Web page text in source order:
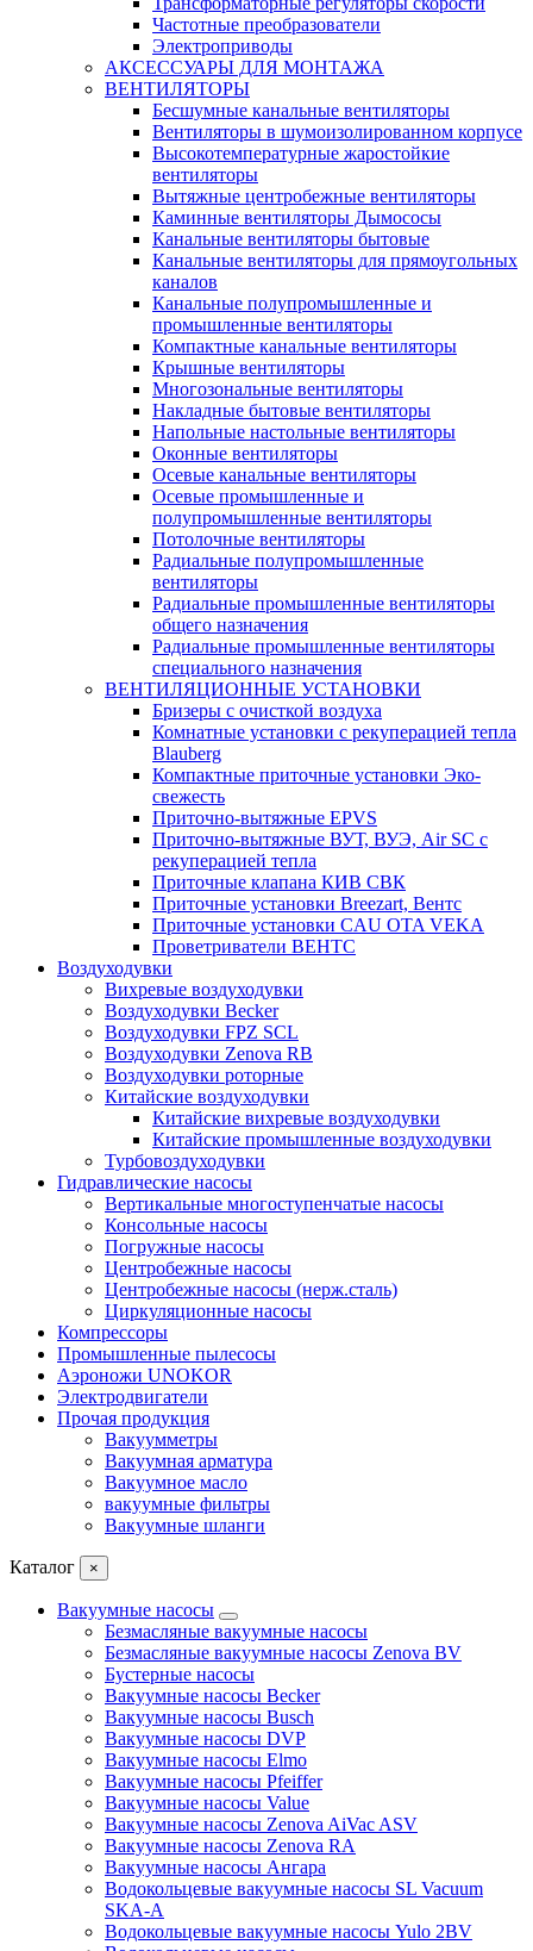
Частотные преобразователи
Электроприводы
АКСЕССУАРЫ ДЛЯ МОНТАЖА
ВЕНТИЛЯТОРЫ
Бесшумные канальные вентиляторы
Вентиляторы в шумоизолированном корпусе
Высокотемпературные жаростойкие
вентиляторы
Вытяжные центробежные вентиляторы
Каминные вентиляторы Дымососы
Канальные вентиляторы бытовые
Канальные вентиляторы для прямоугольных
каналов
Канальные полупромышленные и
промышленные вентиляторы
Компактные канальные вентиляторы
Крышные вентиляторы
Многозональные вентиляторы
Накладные бытовые вентиляторы
Напольные настольные вентиляторы
Оконные вентиляторы
Осевые канальные вентиляторы
Осевые промышленные и
полупромышленные вентиляторы
Потолочные вентиляторы
Радиальные полупромышленные
вентиляторы
Радиальные промышленные вентиляторы
общего назначения
Радиальные промышленные вентиляторы
специального назначения
ВЕНТИЛЯЦИОННЫЕ УСТАНОВКИ
Бризеры с очисткой воздуха
Комнатные установки с рекуперацией тепла
Blauberg
Компактные приточные установки Эко-
свежесть
Приточно-вытяжные EPVS
Приточно-вытяжные ВУТ, ВУЭ, Air SC с
рекуперацией тепла
Приточные клапана КИВ СВК
Приточные установки Breezart, Вентс
Приточные установки CAU OTA VEKA
Проветриватели ВЕНТС
Воздуходувки
Вихревые воздуходувки
Воздуходувки Becker
Воздуходувки FPZ SCL
Воздуходувки Zenova RB
Воздуходувки роторные
Китайские воздуходувки
Китайские вихревые воздуходувки
Китайские промышленные воздуходувки
Турбовоздуходувки
Гидравлические насосы
Вертикальные многоступенчатые насосы
Консольные насосы
Погружные насосы
Центробежные насосы
Центробежные насосы (нерж.сталь)
Циркуляционные насосы
Компрессоры
Промышленные пылесосы
Аэроножи UNOKOR
Электродвигатели
Прочая продукция
Вакуумметры
Вакуумная арматура
Вакуумное масло
вакуумные фильтры
Вакуумные шланги
Каталог ×
Вакуумные насосы
Безмасляные вакуумные насосы
Безмасляные вакуумные насосы Zenova BV
Бустерные насосы
Вакуумные насосы Becker
Вакуумные насосы Busch
Вакуумные насосы DVP
Вакуумные насосы Elmo
Вакуумные насосы Pfeiffer
Вакуумные насосы Value
Вакуумные насосы Zenova AiVac ASV
Вакуумные насосы Zenova RA
Вакуумные насосы Ангара
Водокольцевые вакуумные насосы SL Vacuum
SKA-A
Водокольцевые вакуумные насосы Yulo 2BV